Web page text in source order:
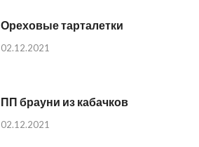
Ореховые тарталетки
02.12.2021
ПП брауни из кабачков
02.12.2021